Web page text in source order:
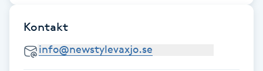
Kontakt